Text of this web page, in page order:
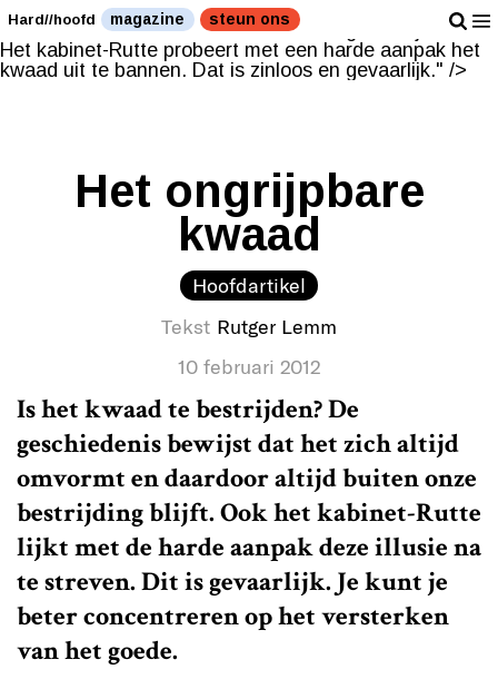
Het kabinet-Rutte probeert met een harde aanpak het
kwaad uit te bannen. Dat is zinloos en gevaarlijk." />
Het kabinet-Rutte probeert met een harde aanpak het
kwaad uit te bannen. Dat is zinloos en gevaarlijk." />
Hard//hoofd magazine steun ons
Het ongrijpbare
kwaad
Hoofdartikel
Tekst Rutger Lemm
10 februari 2012
Is het kwaad te bestrijden? De
geschiedenis bewijst dat het zich altijd
omvormt en daardoor altijd buiten onze
bestrijding blijft. Ook het kabinet-Rutte
lijkt met de harde aanpak deze illusie na
te streven. Dit is gevaarlijk. Je kunt je
beter concentreren op het versterken
van het goede.